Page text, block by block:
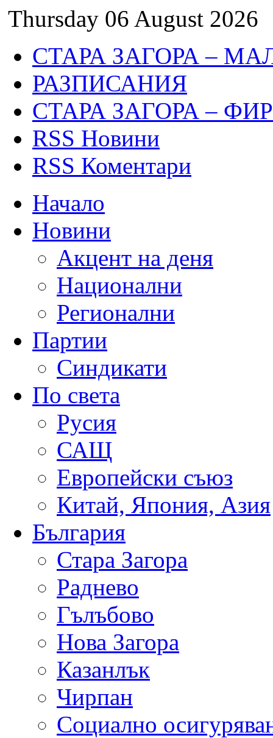
Thursday 06 August 2026
СТАРА ЗАГОРА –
РАЗПИСАНИЯ
СТАРА ЗАГОРА –
RSS Новини
RSS Коментари
Начало
Новини
Акцент на деня
Национални
Регионални
Партии
Синдикати
По света
Русия
САЩ
Европейски съюз
Китай, Япония, Азия
България
Стара Загора
Раднево
Гълъбово
Нова Загора
Казанлък
Чирпан
Социално